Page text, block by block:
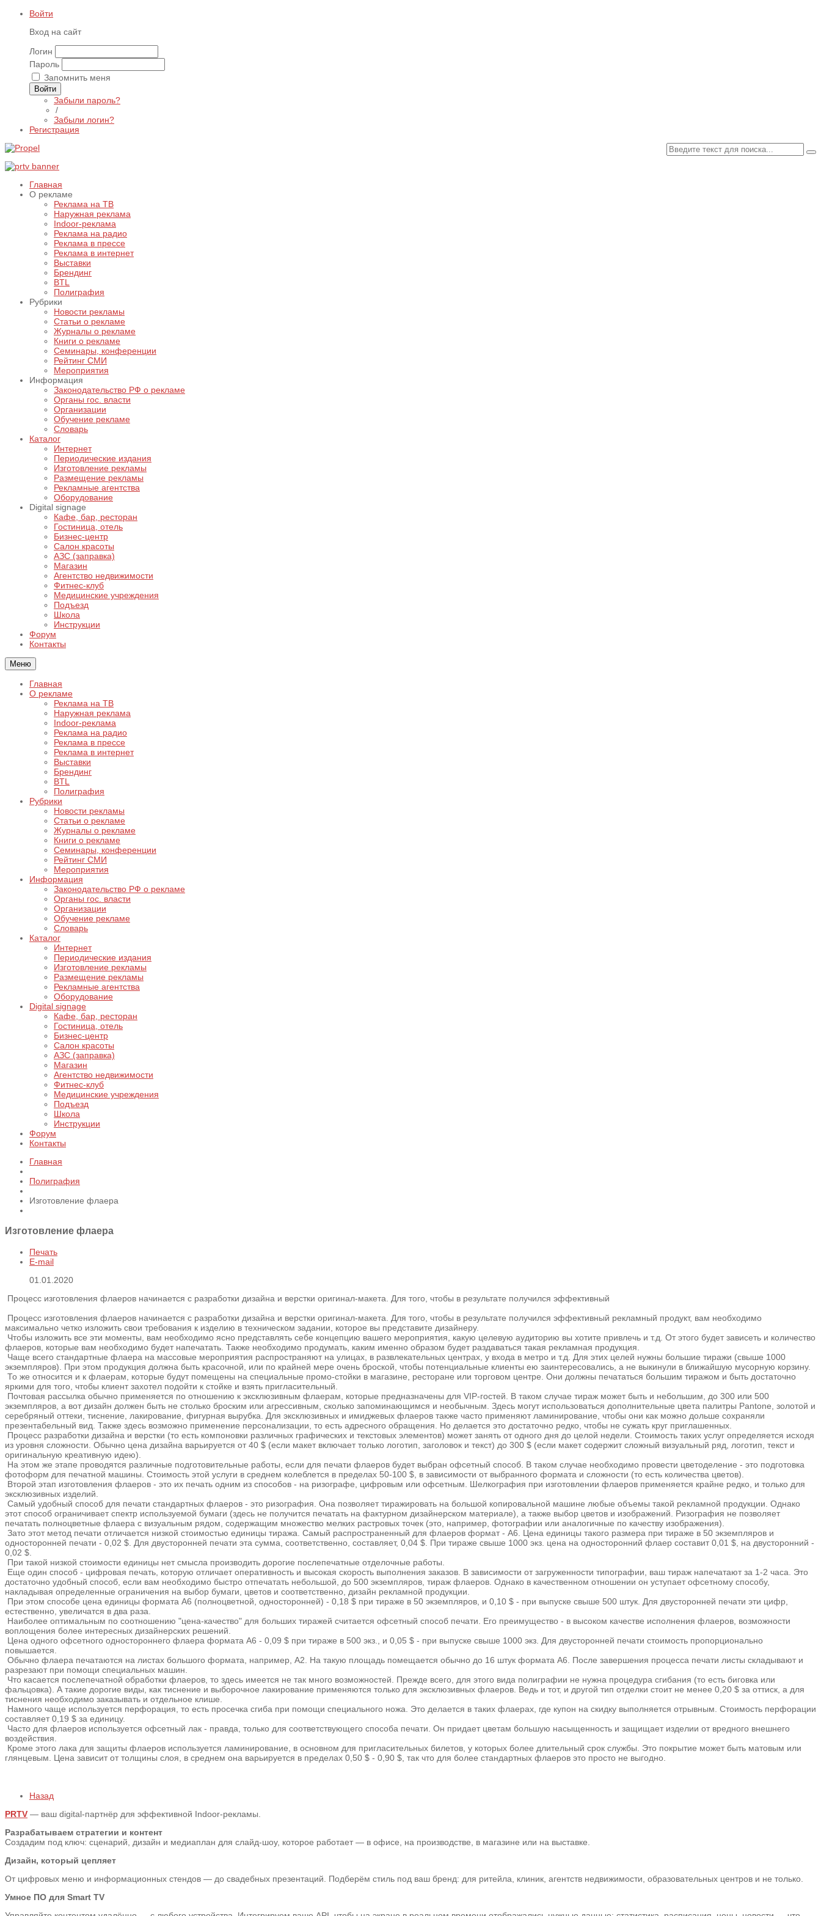
Войти
Вход на сайт
Логин
Пароль
Запомнить меня
Войти
Забыли пароль?
/
Забыли логин?
Регистрация
Главная
О рекламе
Реклама на ТВ
Наружная реклама
Indoor-реклама
Реклама на радио
Реклама в прессе
Реклама в интернет
Выставки
Брендинг
BTL
Полиграфия
Рубрики
Новости рекламы
Статьи о рекламе
Журналы о рекламе
Книги о рекламе
Семинары, конференции
Рейтинг СМИ
Мероприятия
Информация
Законодательство РФ о рекламе
Органы гос. власти
Организации
Обучение рекламе
Словарь
Каталог
Интернет
Периодические издания
Изготовление рекламы
Размещение рекламы
Рекламные агентства
Оборудование
Digital signage
Кафе, бар, ресторан
Гостиница, отель
Бизнес-центр
Салон красоты
АЗС (заправка)
Магазин
Агентство недвижимости
Фитнес-клуб
Медицинские учреждения
Подъезд
Школа
Инструкции
Форум
Контакты
Меню
Главная
О рекламе
Реклама на ТВ
Наружная реклама
Indoor-реклама
Реклама на радио
Реклама в прессе
Реклама в интернет
Выставки
Брендинг
BTL
Полиграфия
Рубрики
Новости рекламы
Статьи о рекламе
Журналы о рекламе
Книги о рекламе
Семинары, конференции
Рейтинг СМИ
Мероприятия
Информация
Законодательство РФ о рекламе
Органы гос. власти
Организации
Обучение рекламе
Словарь
Каталог
Интернет
Периодические издания
Изготовление рекламы
Размещение рекламы
Рекламные агентства
Оборудование
Digital signage
Кафе, бар, ресторан
Гостиница, отель
Бизнес-центр
Салон красоты
АЗС (заправка)
Магазин
Агентство недвижимости
Фитнес-клуб
Медицинские учреждения
Подъезд
Школа
Инструкции
Форум
Контакты
Главная
Полиграфия
Изготовление флаера
Изготовление флаера
Печать
E-mail
01.01.2020
Процесс изготовления флаеров начинается с разработки дизайна и верстки оригинал-макета. Для того, чтобы в результате получился эффективный
Процесс изготовления флаеров начинается с разработки дизайна и верстки оригинал-макета. Для того, чтобы в результате получился эффективный рекламный продукт, вам необходимо
максимально четко изложить свои требования к изделию в техническом задании, которое вы представите дизайнеру.
Чтобы изложить все эти моменты, вам необходимо ясно представлять себе концепцию вашего мероприятия, какую целевую аудиторию вы хотите привлечь и т.д. От этого будет зависеть и количество
флаеров, которые вам необходимо будет напечатать. Также необходимо продумать, каким именно образом будет раздаваться такая рекламная продукция.
Чаще всего стандартные флаера на массовые мероприятия распространяют на улицах, в развлекательных центрах, у входа в метро и т.д. Для этих целей нужны большие тиражи (свыше 1000
экземпляров). При этом продукция должна быть красочной, или по крайней мере очень броской, чтобы потенциальные клиенты ею заинтересовались, а не выкинули в ближайшую мусорную корзину.
То же относится и к флаерам, которые будут помещены на специальные промо-стойки в магазине, ресторане или торговом центре. Они должны печататься большим тиражом и быть достаточно
яркими для того, чтобы клиент захотел подойти к стойке и взять пригласительный.
Почтовая рассылка обычно применяется по отношению к эксклюзивным флаерам, которые предназначены для VIP-гостей. В таком случае тираж может быть и небольшим, до 300 или 500
экземпляров, а вот дизайн должен быть не столько броским или агрессивным, сколько запоминающимся и необычным. Здесь могут использоваться дополнительные цвета палитры Pantone, золотой и
серебряный оттеки, тиснение, лакирование, фигурная вырубка. Для эксклюзивных и имиджевых флаеров также часто применяют ламинирование, чтобы они как можно дольше сохраняли
презентабельный вид. Также здесь возможно применение персонализации, то есть адресного обращения. Но делается это достаточно редко, чтобы не сужать круг приглашенных.
Процесс разработки дизайна и верстки (то есть компоновки различных графических и текстовых элементов) может занять от одного дня до целой недели. Стоимость таких услуг определяется исходя
из уровня сложности. Обычно цена дизайна варьируется от 40 $ (если макет включает только логотип, заголовок и текст) до 300 $ (если макет содержит сложный визуальный ряд, логотип, текст и
оригинальную креативную идею).
На этом же этапе проводятся различные подготовительные работы, если для печати флаеров будет выбран офсетный способ. В таком случае необходимо провести цветоделение - это подготовка
фотоформ для печатной машины. Стоимость этой услуги в среднем колеблется в пределах 50-100 $, в зависимости от выбранного формата и сложности (то есть количества цветов).
Второй этап изготовления флаеров - это их печать одним из способов - на ризографе, цифровым или офсетным. Шелкография при изготовлении флаеров применяется крайне редко, и только для
эксклюзивных изделий.
Самый удобный способ для печати стандартных флаеров - это ризография. Она позволяет тиражировать на большой копировальной машине любые объемы такой рекламной продукции. Однако
этот способ ограничивает спектр используемой бумаги (здесь не получится печатать на фактурном дизайнерском материале), а также выбор цветов и изображений. Ризография не позволяет
печатать полноцветные флаера с визуальным рядом, содержащим множество мелких растровых точек (это, например, фотографии или аналогичные по качеству изображения).
Зато этот метод печати отличается низкой стоимостью единицы тиража. Самый распространенный для флаеров формат - А6. Цена единицы такого размера при тираже в 50 экземпляров и
односторонней печати - 0,02 $. Для двусторонней печати эта сумма, соответственно, составляет, 0,04 $. При тираже свыше 1000 экз. цена на односторонний флаер составит 0,01 $, на двусторонний -
0,02 $.
При такой низкой стоимости единицы нет смысла производить дорогие послепечатные отделочные работы.
Еще один способ - цифровая печать, которую отличает оперативность и высокая скорость выполнения заказов. В зависимости от загруженности типографии, ваш тираж напечатают за 1-2 часа. Это
достаточно удобный способ, если вам необходимо быстро отпечатать небольшой, до 500 экземпляров, тираж флаеров. Однако в качественном отношении он уступает офсетному способу,
накладывая определенные ограничения на выбор бумаги, цветов и соответственно, дизайн рекламной продукции.
При этом способе цена единицы формата А6 (полноцветной, односторонней) - 0,18 $ при тираже в 50 экземпляров, и 0,10 $ - при выпуске свыше 500 штук. Для двусторонней печати эти цифр,
естественно, увеличатся в два раза.
Наиболее оптимальным по соотношению "цена-качество" для больших тиражей считается офсетный способ печати. Его преимущество - в высоком качестве исполнения флаеров, возможности
воплощения более интересных дизайнерских решений.
Цена одного офсетного одностороннего флаера формата А6 - 0,09 $ при тираже в 500 экз., и 0,05 $ - при выпуске свыше 1000 экз. Для двусторонней печати стоимость пропорционально
повышается.
Обычно флаера печатаются на листах большого формата, например, А2. На такую площадь помещается обычно до 16 штук формата А6. После завершения процесса печати листы складывают и
разрезают при помощи специальных машин.
Что касается послепечатной обработки флаеров, то здесь имеется не так много возможностей. Прежде всего, для этого вида полиграфии не нужна процедура сгибания (то есть биговка или
фальцовка). А такие дорогие виды, как тиснение и выборочное лакирование применяются только для эксклюзивных флаеров. Ведь и тот, и другой тип отделки стоит не менее 0,20 $ за оттиск, а для
тиснения необходимо заказывать и отдельное клише.
Намного чаще используется перфорация, то есть просечка сгиба при помощи специального ножа. Это делается в таких флаерах, где купон на скидку выполняется отрывным. Стоимость перфорации
составляет 0,19 $ за единицу.
Часто для флаеров используется офсетный лак - правда, только для соответствующего способа печати. Он придает цветам большую насыщенность и защищает изделии от вредного внешнего
воздействия.
Кроме этого лака для защиты флаеров используется ламинирование, в основном для пригласительных билетов, у которых более длительный срок службы. Это покрытие может быть матовым или
глянцевым. Цена зависит от толщины слоя, в среднем она варьируется в пределах 0,50 $ - 0,90 $, так что для более стандартных флаеров это просто не выгодно.
Назад
PRTV — ваш digital-партнёр для эффективной Indoor-рекламы.
Разрабатываем стратегии и контент
Создадим под ключ: сценарий, дизайн и медиаплан для слайд-шоу, которое работает — в офисе, на производстве, в магазине или на выставке.
Дизайн, который цепляет
От цифровых меню и информационных стендов — до свадебных презентаций. Подберём стиль под ваш бренд: для ритейла, клиник, агентств недвижимости, образовательных центров и не только.
Умное ПО для Smart TV